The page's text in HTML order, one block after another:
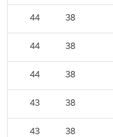
38
44
38
44
38
44
38
43
38
43